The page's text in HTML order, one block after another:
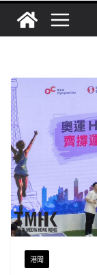
港聞